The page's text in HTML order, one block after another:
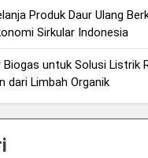
Produk Daur Ulang
Sirkular Indonesia
untuk Solusi Listrik
dari Limbah Organik